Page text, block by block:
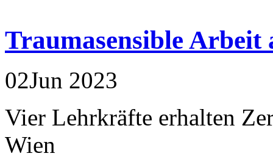
Traumasensible Arbeit
02Jun 2023
Vier Lehrkräfte erhalten
Wien